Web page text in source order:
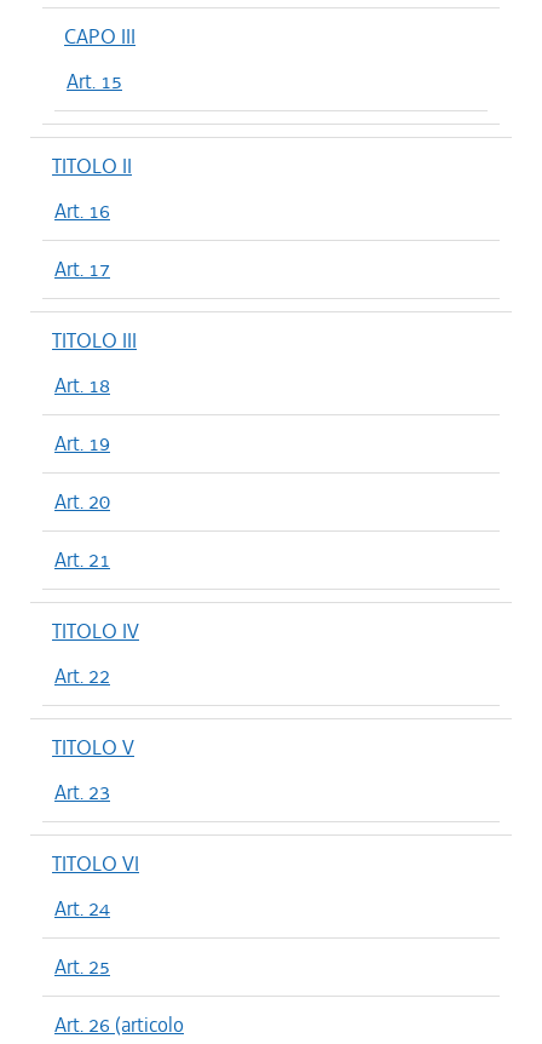
CAPO III
Art. 15
TITOLO II
Art. 16
Art. 17
TITOLO III
Art. 18
Art. 19
Art. 20
Art. 21
TITOLO IV
Art. 22
TITOLO V
Art. 23
TITOLO VI
Art. 24
Art. 25
Art. 26 (articolo